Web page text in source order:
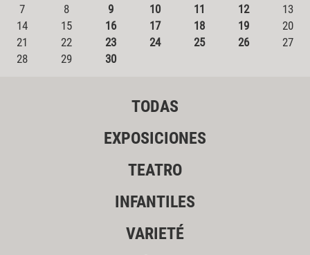
7
8 9 10 11 12
13
14
15 16 17 18 19
20
21
22 23 24 25 26
27
28
29 30
TODAS
EXPOSICIONES
TEATRO
INFANTILES
VARIETÉ